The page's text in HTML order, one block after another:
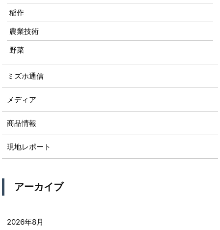
稲作
農業技術
野菜
ミズホ通信
メディア
商品情報
現地レポート
アーカイブ
2026年8月